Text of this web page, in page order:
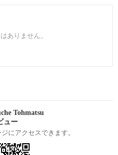
ありません。
Tohmatsu
ュー
にアクセスできます。